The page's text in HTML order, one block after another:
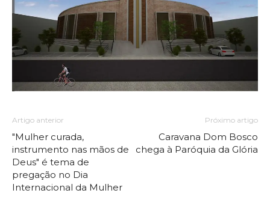
Artigo anterior
"Mulher curada,
instrumento nas mãos de
Deus" é tema de
pregação no Dia
Internacional da Mulher
Próximo artigo
Caravana Dom Bosco
chega à Paróquia da Glória